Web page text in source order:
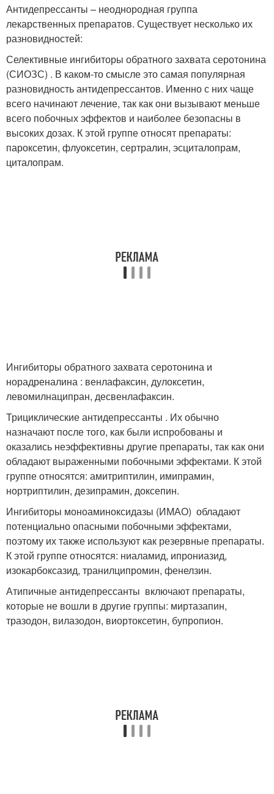
Антидепрессанты – неоднородная группа
лекарственных препаратов. Существует несколько их
разновидностей:
Селективные ингибиторы обратного захвата серотонина
(СИОЗС) . В каком-то смысле это самая популярная
разновидность антидепрессантов. Именно с них чаще
всего начинают лечение, так как они вызывают меньше
всего побочных эффектов и наиболее безопасны в
высоких дозах. К этой группе относят препараты:
пароксетин, флуоксетин, сертралин, эсциталопрам,
циталопрам.
Ингибиторы обратного захвата серотонина и
норадреналина : венлафаксин, дулоксетин,
левомилнаципран, десвенлафаксин.
Трициклические антидепрессанты . Их обычно
назначают после того, как были испробованы и
оказались неэффективны другие препараты, так как они
обладают выраженными побочными эффектами. К этой
группе относятся: амитриптилин, имипрамин,
нортриптилин, дезипрамин, доксепин.
Ингибиторы моноаминоксидазы (ИМАО) обладают
потенциально опасными побочными эффектами,
поэтому их также используют как резервные препараты.
К этой группе относятся: ниаламид, ипрониазид,
изокарбоксазид, транилципромин, фенелзин.
Атипичные антидепрессанты включают препараты,
которые не вошли в другие группы: миртазапин,
тразодон, вилазодон, виортоксетин, бупропион.